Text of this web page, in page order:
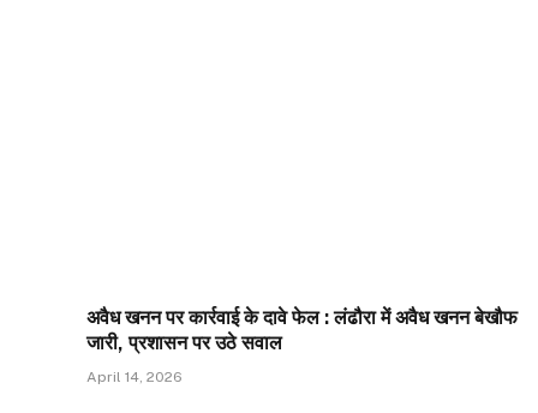
अवैध खनन पर कार्रवाई के दावे फेल : लंढौरा में अवैध खनन बेखौफ
जारी, प्रशासन पर उठे सवाल
April 14, 2026